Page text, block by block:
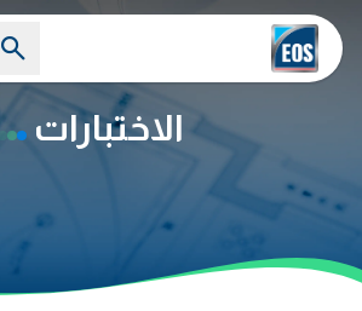
الاختبارات